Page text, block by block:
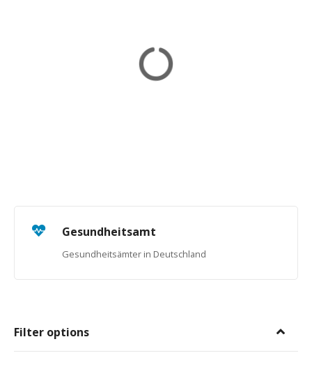
Gesundheitsamt
Gesundheitsämter in Deutschland
Filter options